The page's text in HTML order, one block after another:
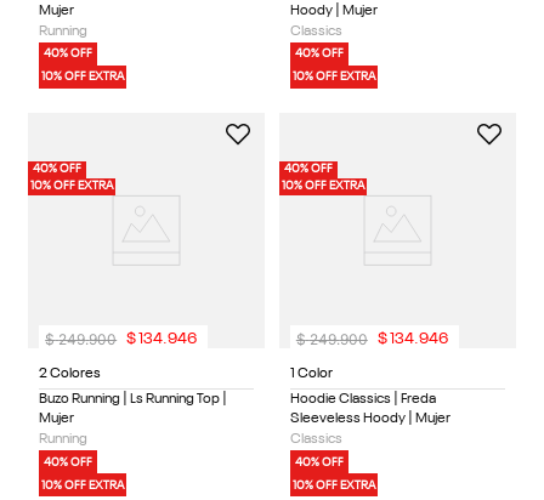
Mujer
Running
40% OFF
10% OFF EXTRA
Hoody | Mujer
Classics
40% OFF
10% OFF EXTRA
40% OFF
10% OFF EXTRA
2 Colores
Buzo Running | Ls Running Top |
Mujer
Running
40% OFF
10% OFF EXTRA
$ 249.900 $ 134.946
40% OFF
10% OFF EXTRA
1 Color
Hoodie Classics | Freda
Sleeveless Hoody | Mujer
Classics
40% OFF
10% OFF EXTRA
$ 249.900 $ 134.946